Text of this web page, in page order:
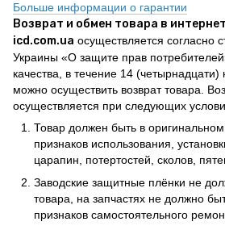
Больше информации о гарантии
Возврат и обмен товара в
icd.com.ua осуществляется согласно
Украины «О защите прав
качества, в течение 14
можно осуществить возврат товара.
осуществляется при следующих
Товар должен быть в
признаков использования,
царапин, потертостей, сколов,
Заводские защитные плёнки не
товара, на запчастях не должно
признаков самостоятельного